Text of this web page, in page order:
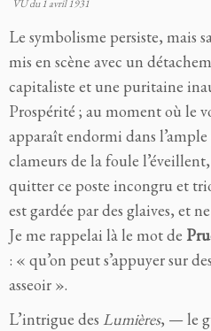
VU du 1 avril 1931
Le symbolisme persiste, mais
mis en scène avec un
capitaliste et une puritaine
Prospérité ; au moment où le
apparaît endormi dans
clameurs de la foule
quitter ce poste incongru et
est gardée par des glaives, et
Je me rappelai là le mot de
: « qu’on peut s’appuyer sur
asseoir ».
L’intrigue des Lumières, — le